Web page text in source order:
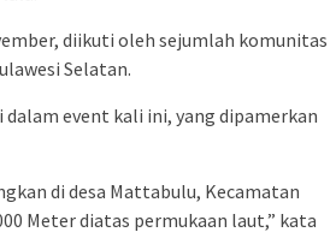
diikuti oleh sejumlah komunitas
Selatan.
event kali ini, yang dipamerkan
di desa Mattabulu, Kecamatan
Meter diatas permukaan laut,” kata